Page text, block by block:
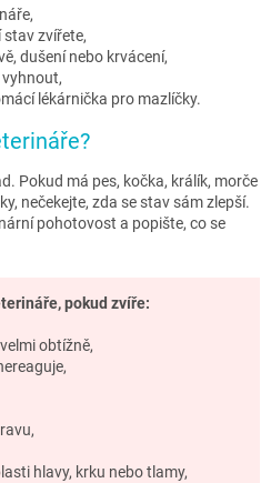
zvířete,
dušení nebo krvácení,
lékárnička pro mazlíčky.
Pokud má pes, kočka, králík, morče
nečekejte, zda se stav sám zlepší.
pohotovost a popište, co se
pokud zvíře:
obtížně,
hlavy, krku nebo tlamy,